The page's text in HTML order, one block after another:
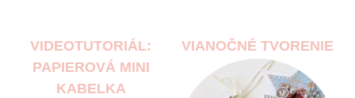
VIDEOTUTORIÁL:
PAPIEROVÁ MINI
KABELKA
VIANOČNÉ TVORENIE